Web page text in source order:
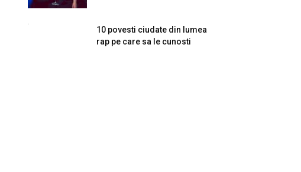
10 povesti ciudate din lumea
rap pe care sa le cunosti